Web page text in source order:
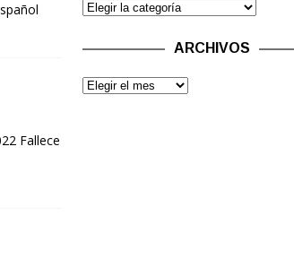
Fallece
ARCHIVOS